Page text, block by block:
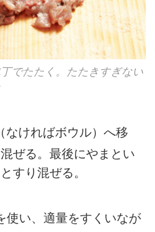
でたたく。たたきすぎない
なければボウル）へ移
ぜる。最後にやまとい
すり混ぜる。
い、適量をすくいなが